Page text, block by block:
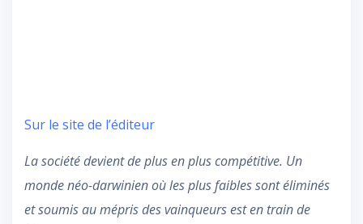
Sur le site de l’éditeur
La société devient de plus en plus compétitive. Un
monde néo-darwinien où les plus faibles sont éliminés
et soumis au mépris des vainqueurs est en train de